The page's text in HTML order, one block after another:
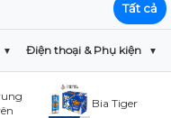
Tất cả
Điện thoại & Phụ kiện
Bia Tiger